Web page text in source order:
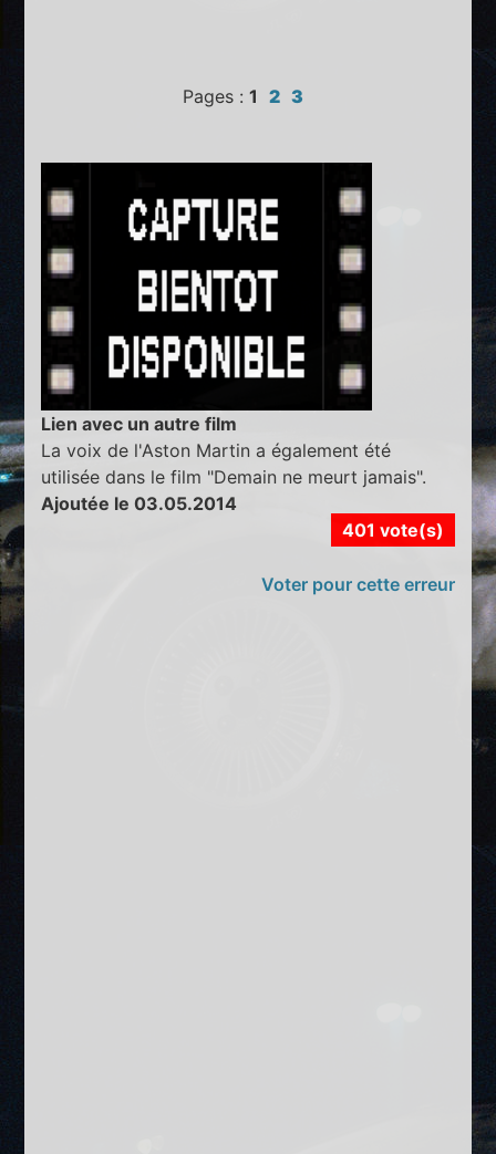
Pages : 1 2 3
Lien avec un autre film
La voix de l'Aston Martin a également été
utilisée dans le film "Demain ne meurt jamais".
Ajoutée le 03.05.2014
401 vote(s)
Voter pour cette erreur